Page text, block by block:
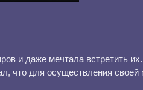
и даже мечтала встретить
что для осуществления